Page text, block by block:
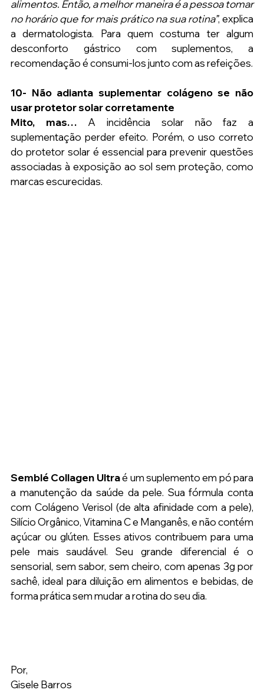
alimentos. Então, a melhor maneira é a pessoa tomar
no horário que for mais prático na sua rotina”, explica
a dermatologista. Para quem costuma ter algum
desconforto gástrico com suplementos, a
recomendação é consumi-los junto com as refeições.
10- Não adianta suplementar colágeno se não
usar protetor solar corretamente
Mito, mas… A incidência solar não faz a
suplementação perder efeito. Porém, o uso correto
do protetor solar é essencial para prevenir questões
associadas à exposição ao sol sem proteção, como
marcas escurecidas.
Semblé Collagen Ultra é um suplemento em pó para
a manutenção da saúde da pele. Sua fórmula conta
com Colágeno Verisol (de alta afinidade com a pele),
Silício Orgânico, Vitamina C e Manganês, e não contém
açúcar ou glúten. Esses ativos contribuem para uma
pele mais saudável. Seu grande diferencial é o
sensorial, sem sabor, sem cheiro, com apenas 3g por
sachê, ideal para diluição em alimentos e bebidas, de
forma prática sem mudar a rotina do seu dia.
Por,
Gisele Barros